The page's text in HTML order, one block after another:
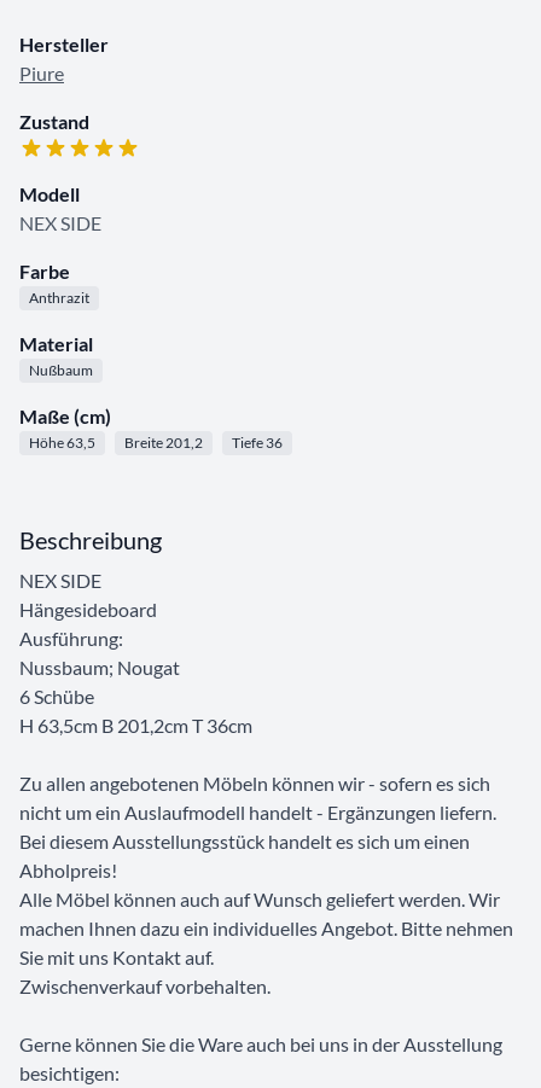
Hersteller
Piure
Zustand
Modell
NEX SIDE
Farbe
Anthrazit
Material
Nußbaum
Maße (cm)
Höhe 63,5 Breite 201,2 Tiefe 36
Beschreibung
NEX SIDE
Hängesideboard
Ausführung:
Nussbaum; Nougat
6 Schübe
H 63,5cm B 201,2cm T 36cm
Zu allen angebotenen Möbeln können wir - sofern es sich
nicht um ein Auslaufmodell handelt - Ergänzungen liefern.
Bei diesem Ausstellungsstück handelt es sich um einen
Abholpreis!
Alle Möbel können auch auf Wunsch geliefert werden. Wir
machen Ihnen dazu ein individuelles Angebot. Bitte nehmen
Sie mit uns Kontakt auf.
Zwischenverkauf vorbehalten.
Gerne können Sie die Ware auch bei uns in der Ausstellung
besichtigen: